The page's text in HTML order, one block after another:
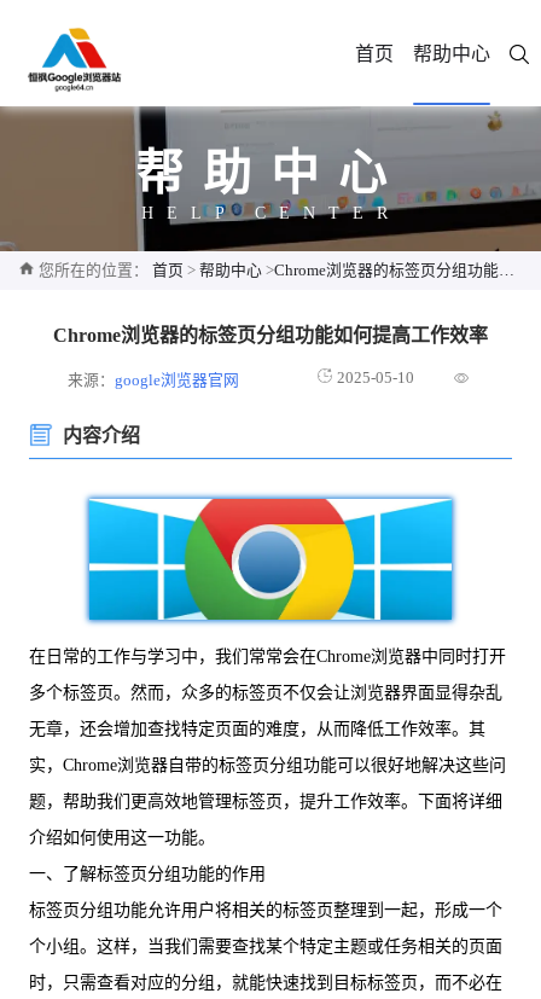
首页 帮助中心
帮助中心
HELP CENTER
您所在的位置： 首页 > 帮助中心 >Chrome浏览器的标签页分组功能如何提高工作效率
Chrome浏览器的标签页分组功能如何提高工作效率
来源：google浏览器官网 2025-05-10
内容介绍
在日常的工作与学习中，我们常常会在Chrome浏览器中同时打开
多个标签页。然而，众多的标签页不仅会让浏览器界面显得杂乱
无章，还会增加查找特定页面的难度，从而降低工作效率。其
实，Chrome浏览器自带的标签页分组功能可以很好地解决这些问
题，帮助我们更高效地管理标签页，提升工作效率。下面将详细
介绍如何使用这一功能。
一、了解标签页分组功能的作用
标签页分组功能允许用户将相关的标签页整理到一起，形成一个
个小组。这样，当我们需要查找某个特定主题或任务相关的页面
时，只需查看对应的分组，就能快速找到目标标签页，而不必在